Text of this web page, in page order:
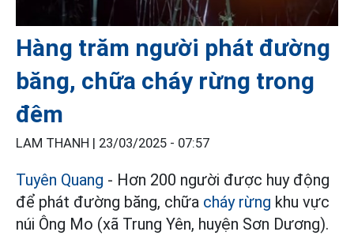
Hàng trăm người phát đường
băng, chữa cháy rừng trong
đêm
LAM THANH | 23/03/2025 - 07:57
Tuyên Quang - Hơn 200 người được huy động
để phát đường băng, chữa cháy rừng khu vực
núi Ông Mo (xã Trung Yên, huyện Sơn Dương).